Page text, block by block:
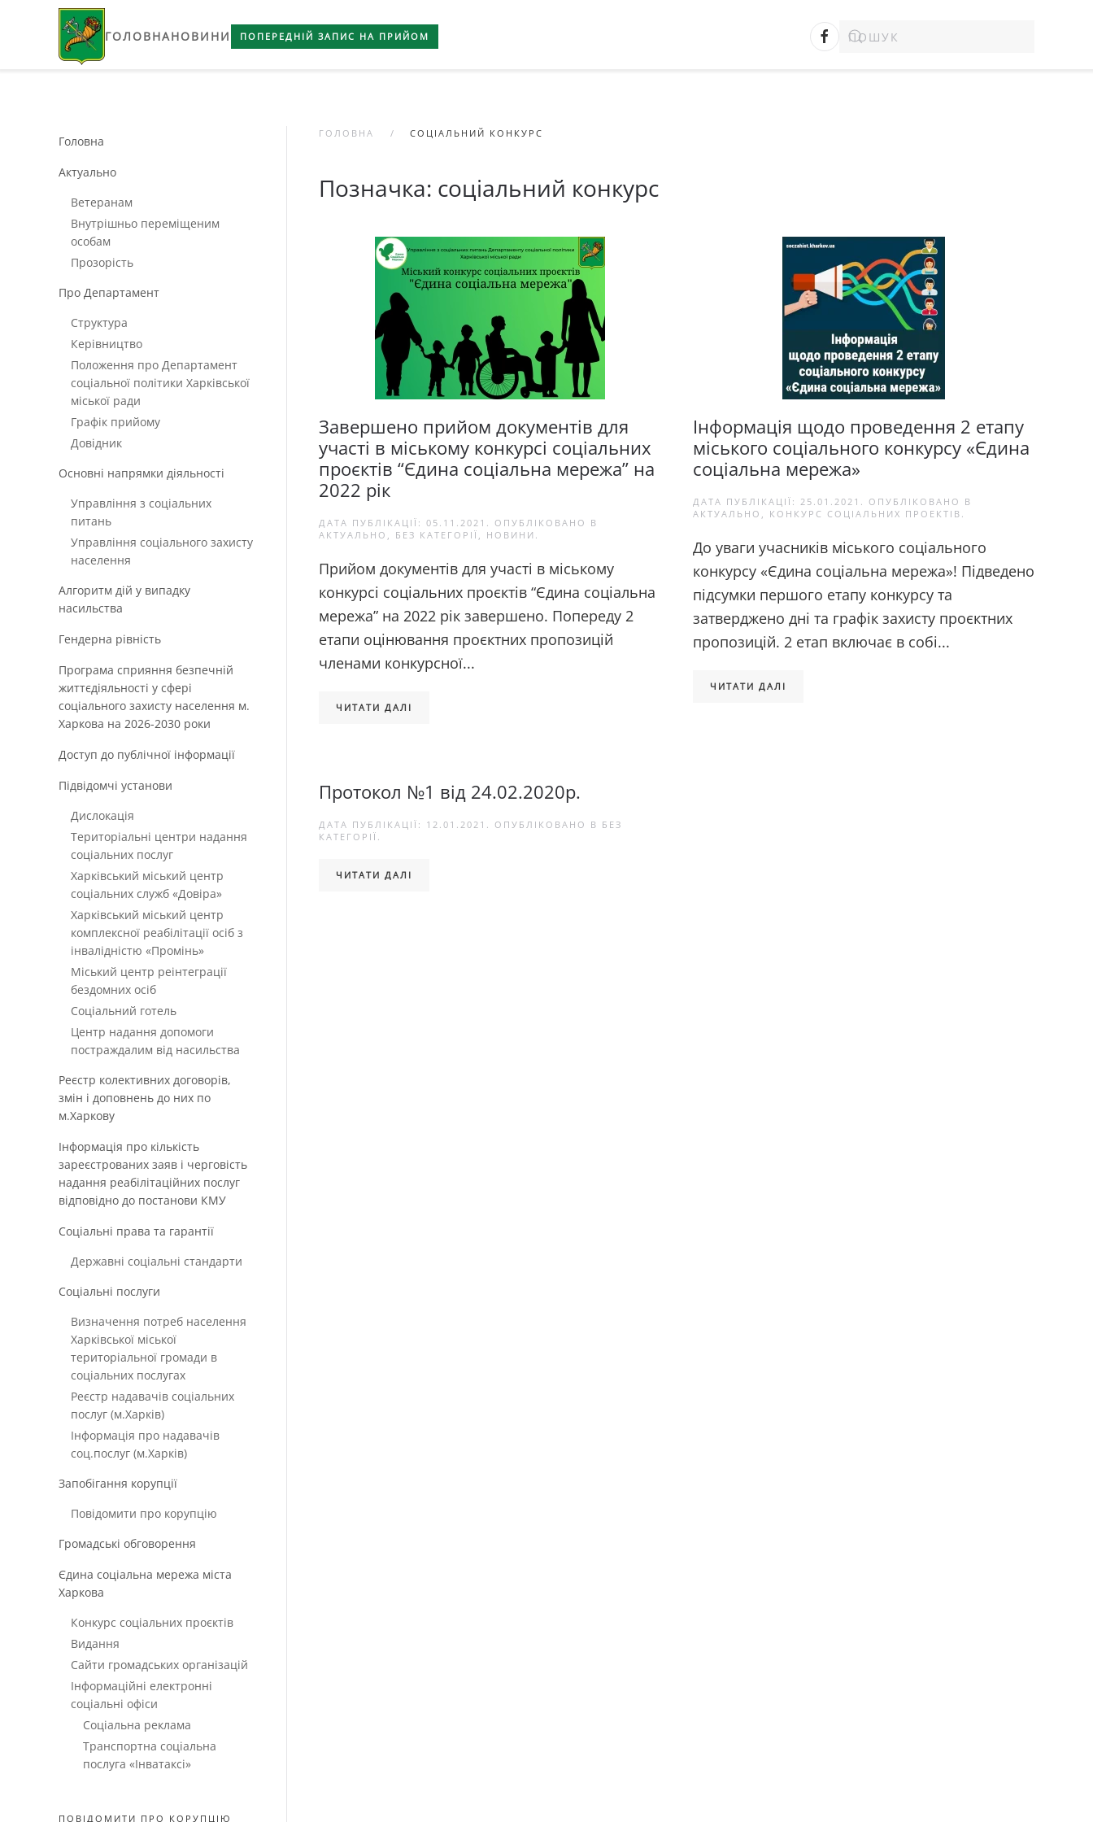
Skip to main content
ГОЛОВНАНОВИНИ ПОПЕРЕДНІЙ ЗАПИС НА ПРИЙОМ
ГОЛОВНА СОЦІАЛЬНИЙ КОНКУРС
Позначка: соціальний конкурс
Завершено прийом документів для
участі в міському конкурсі соціальних
проєктів “Єдина соціальна мережа” на
2022 рік
ДАТА ПУБЛІКАЦІЇ: 05.11.2021 . ОПУБЛІКОВАНО В
АКТУАЛЬНО , БЕЗ КАТЕГОРІЇ , НОВИНИ .
Прийом документів для участі в міському
конкурсі соціальних проєктів “Єдина соціальна
мережа” на 2022 рік завершено. Попереду 2
етапи оцінювання проєктних пропозицій
членами конкурсної...
ЧИТАТИ ДАЛІ
Інформація щодо проведення 2 етапу
міського соціального конкурсу «Єдина
соціальна мережа»
ДАТА ПУБЛІКАЦІЇ: 25.01.2021 . ОПУБЛІКОВАНО В
АКТУАЛЬНО , КОНКУРС СОЦІАЛЬНИХ ПРОЕКТІВ .
До уваги учасників міського соціального
конкурсу «Єдина соціальна мережа»! Підведено
підсумки першого етапу конкурсу та
затверджено дні та графік захисту проєктних
пропозицій. 2 етап включає в собі...
ЧИТАТИ ДАЛІ
Протокол №1 від 24.02.2020р.
ДАТА ПУБЛІКАЦІЇ: 12.01.2021 . ОПУБЛІКОВАНО В БЕЗ
КАТЕГОРІЇ .
ЧИТАТИ ДАЛІ
Головна
Актуально
Ветеранам
Внутрішньо переміщеним
особам
Прозорість
Про Департамент
Структура
Керівництво
Положення про Департамент
соціальної політики Харківської
міської ради
Графік прийому
Довідник
Основні напрямки діяльності
Управління з соціальних
питань
Управління соціального захисту
населення
Алгоритм дій у випадку
насильства
Гендерна рівність
Програма сприяння безпечній
життєдіяльності у сфері
соціального захисту населення м.
Харкова на 2026-2030 роки
Доступ до публічної інформації
Підвідомчі установи
Дислокація
Територіальні центри надання
соціальних послуг
Харківський міський центр
соціальних служб «Довіра»
Харківський міський центр
комплексної реабілітації осіб з
інвалідністю «Промінь»
Міський центр реінтеграції
бездомних осіб
Соціальний готель
Центр надання допомоги
постраждалим від насильства
Реєстр колективних договорів,
змін і доповнень до них по
м.Харкову
Інформація про кількість
зареєстрованих заяв і черговість
надання реабілітаційних послуг
відповідно до постанови КМУ
Соціальні права та гарантії
Державні соціальні стандарти
Соціальні послуги
Визначення потреб населення
Харківської міської
територіальної громади в
соціальних послугах
Реєстр надавачів соціальних
послуг (м.Харків)
Інформація про надавачів
соц.послуг (м.Харків)
Запобігання корупції
Повідомити про корупцію
Громадські обговорення
Єдина соціальна мережа міста
Харкова
Конкурс соціальних проєктів
Видання
Сайти громадських організацій
Інформаційні електронні
соціальні офіси
Соціальна реклама
Транспортна соціальна
послуга «Інватаксі»
ПОВІДОМИТИ ПРО КОРУПЦІЮ